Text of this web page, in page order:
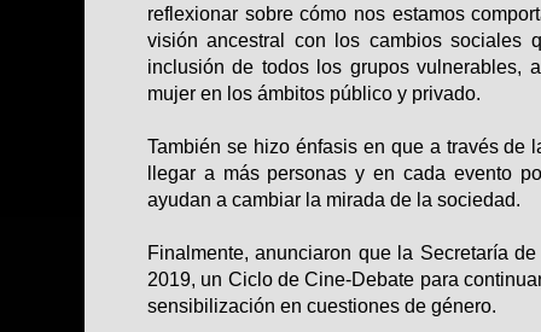
reflexionar sobre cómo nos estamos
visión ancestral con los cambios sociales
inclusión de todos los grupos vulnerables,
mujer en los ámbitos público y privado.
También se hizo énfasis en que a través de
llegar a más personas y en cada evento
ayudan a cambiar la mirada de la sociedad.
Finalmente, anunciaron que la Secretaría
2019, un Ciclo de Cine-Debate para
sensibilización en cuestiones de género.